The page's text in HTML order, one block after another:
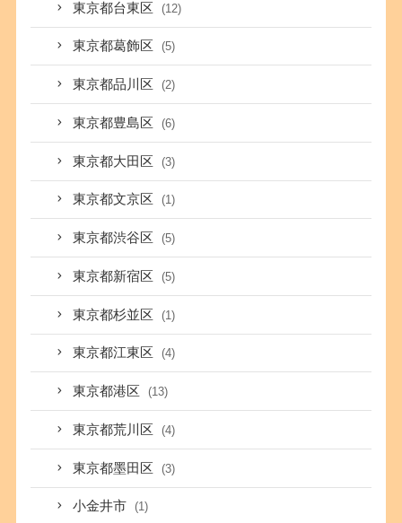
東京都台東区 (12)
東京都葛飾区 (5)
東京都品川区 (2)
東京都豊島区 (6)
東京都大田区 (3)
東京都文京区 (1)
東京都渋谷区 (5)
東京都新宿区 (5)
東京都杉並区 (1)
東京都江東区 (4)
東京都港区 (13)
東京都荒川区 (4)
東京都墨田区 (3)
小金井市 (1)